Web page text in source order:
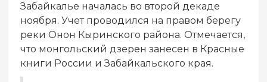
Забайкалье началась во второй декаде
ноября. Учет проводился на правом берегу
реки Онон Кыринского района. Отмечается,
что монгольский дзерен занесен в Красные
книги России и Забайкальского края.